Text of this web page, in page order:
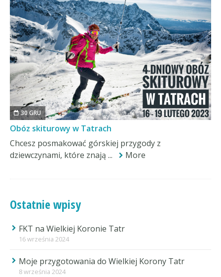
30 GRU
Obóz skiturowy w Tatrach
Chcesz posmakować górskiej przygody z
dziewczynami, które znają ...
More
Ostatnie wpisy
FKT na Wielkiej Koronie Tatr
16 września 2024
Moje przygotowania do Wielkiej Korony Tatr
8 września 2024